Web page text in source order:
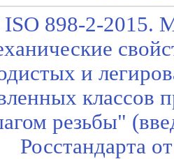
898-2-2015.
и
классов
резьбы"
Росстандарта